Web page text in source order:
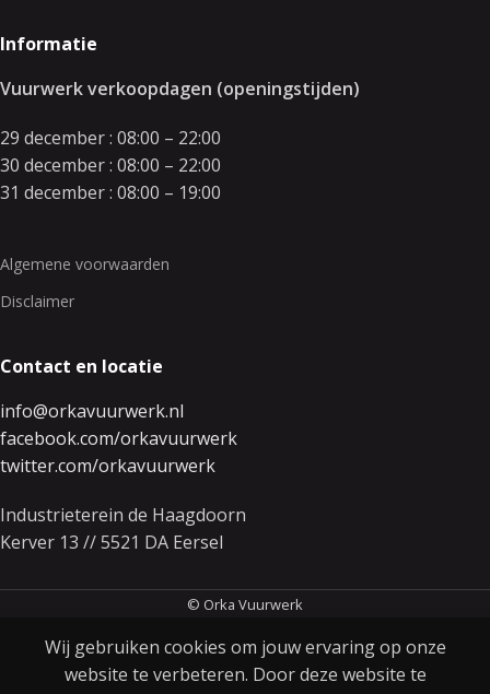
Informatie
Vuurwerk verkoopdagen (openingstijden)
29 december : 08:00 – 22:00
30 december : 08:00 – 22:00
31 december : 08:00 – 19:00
Algemene voorwaarden
Disclaimer
Contact en locatie
info@orkavuurwerk.nl
facebook.com/orkavuurwerk
twitter.com/orkavuurwerk
Industrieterein de Haagdoorn
Kerver 13 // 5521 DA Eersel
© Orka Vuurwerk
Wij gebruiken cookies om jouw ervaring op onze
website te verbeteren. Door deze website te
Artificial Pyro €399.50 € 379.50
0